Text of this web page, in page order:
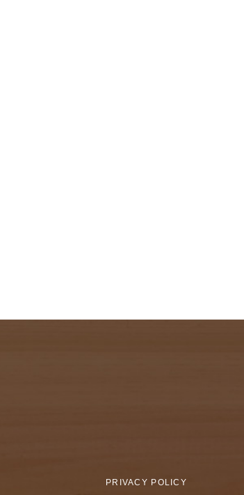
PRIVACY POLICY